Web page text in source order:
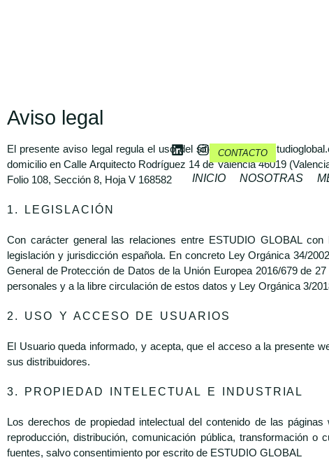
CONTACTO
INICIO NOSOTRAS
Aviso legal
El presente aviso legal regula el uso del sitio web
domicilio en Calle Arquitecto Rodríguez 14 de Valencia 46019
Folio 108, Sección 8, Hoja V 168582
1. LEGISLACIÓN
Con carácter general las relaciones entre ESTUDIO GLOBAL
legislación y jurisdicción española. En concreto Ley Orgánica 34/
General de Protección de Datos de la Unión Europea 2016/679 de
personales y a la libre circulación de estos datos y Ley Orgánica 3/
2. USO Y ACCESO DE USUARIOS
El Usuario queda informado, y acepta, que el acceso a la presente
sus distribuidores.
3. PROPIEDAD INTELECTUAL E INDUSTRIAL
Los derechos de propiedad intelectual del contenido de las
reproducción, distribución, comunicación pública, transformación
fuentes, salvo consentimiento por escrito de ESTUDIO GLOBAL